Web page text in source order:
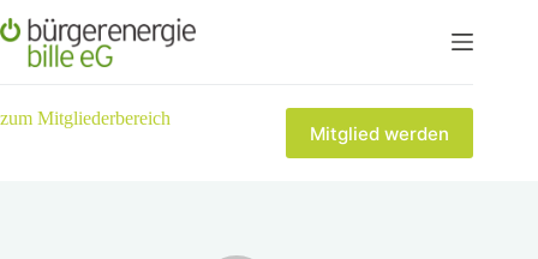
zum Mitgliederbereich
Mitglied werden